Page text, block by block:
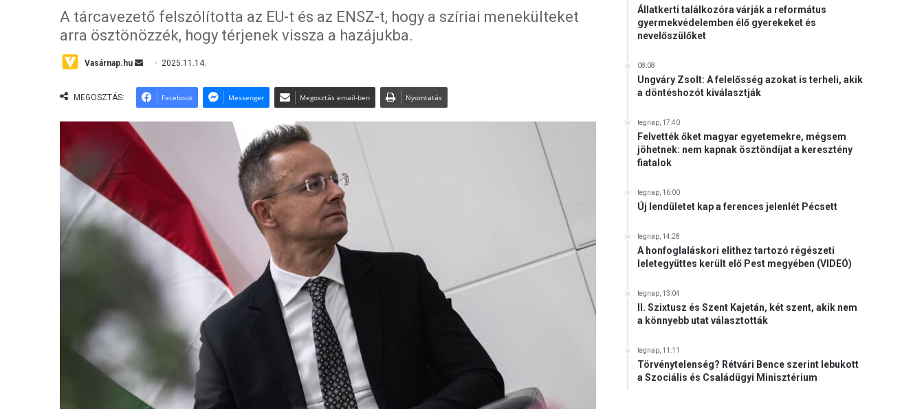
A tárcavezető felszólította az EU-t és az ENSZ-t, hogy a szíriai menekülteket
arra ösztönözzék, hogy térjenek vissza a hazájukba.
Vasárnap.hu
n
n
l
2025.11.14.
MEGOSZTÁS: Facebook Messenger Megosztás email-ben Nyomtatás
Állatkerti találkozóra várják a református
gyermekvédelemben élő gyerekeket és
nevelőszülőket
08:08
Ungváry Zsolt: A felelősség azokat is terheli, akik
a döntéshozót kiválasztják
tegnap, 17:40
Felvették őket magyar egyetemekre, mégsem
jöhetnek: nem kapnak ösztöndíjat a keresztény
fiatalok
tegnap, 16:00
Új lendületet kap a ferences jelenlét Pécsett
tegnap, 14:28
A honfoglaláskori elithez tartozó régészeti
leletegyüttes került elő Pest megyében (VIDEÓ)
tegnap, 13:04
II. Szixtusz és Szent Kajetán, két szent, akik nem
a könnyebb utat választották
tegnap, 11:11
Törvénytelenség? Rétvári Bence szerint lebukott
a Szociális és Családügyi Minisztérium